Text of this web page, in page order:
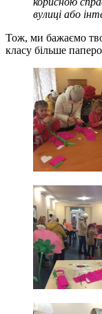
вулиці або
Тож, ми бажаємо
класу більше